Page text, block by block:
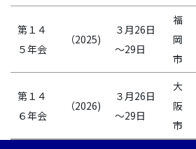
第１４
５年会
（2025)
３月26日
～29日
福
岡
市
第１４
６年会
（2026)
３月26日
～29日
大
阪
市